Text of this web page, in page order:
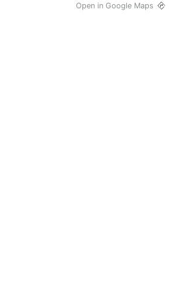
Open in Google Maps